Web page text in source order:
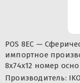
POS 8EC —
импортное
8x74x12 номер
Производитель: